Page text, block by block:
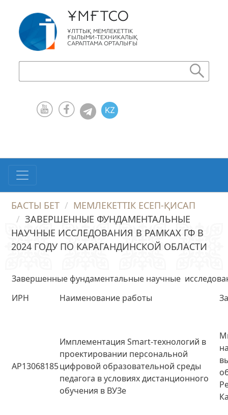
ҰМҒТСО
ҰЛТТЫҚ МЕМЛЕКЕТТІК
ҒЫЛЫМИ-ТЕХНИКАЛЫҚ
САРАПТАМА ОРТАЛЫҒЫ
KZ
БАСТЫ БЕТ
МЕМЛЕКЕТТІК ЕСЕП-ҚИСАП
ЗАВЕРШЕННЫЕ ФУНДАМЕНТАЛЬНЫЕ
НАУЧНЫЕ ИССЛЕДОВАНИЯ В РАМКАХ ГФ В
2024 ГОДУ ПО КАРАГАНДИНСКОЙ ОБЛАСТИ
Завершенные фундаментальные научные
ИРН
Наименование работы
AP13068185
Имплементация Smart-технологий в
проектировании персональной
цифровой образовательной среды
педагога в условиях дистанционного
обучения в ВУЗе